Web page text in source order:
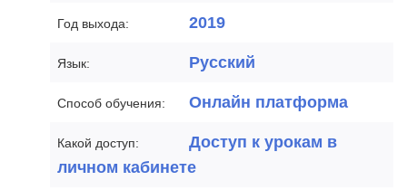
Год выхода: 2019
Язык: Русский
Способ обучения: Онлайн платформа
Какой доступ:
Доступ к урокам в
личном кабинете